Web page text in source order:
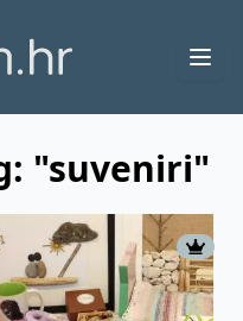
"suveniri"